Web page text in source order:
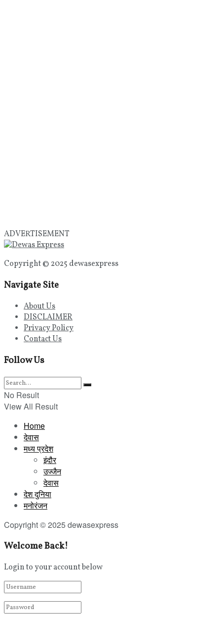
ADVERTISEMENT
Copyright © 2025 dewasexpress
Navigate Site
About Us
DISCLAIMER
Privacy Policy
Contact Us
Follow Us
No Result
View All Result
Home
देवास
मध्य प्रदेश
इंदौर
उज्जैन
देवास
देश दुनिया
मनोरंजन
Copyright © 2025 dewasexpress
Welcome Back!
Login to your account below